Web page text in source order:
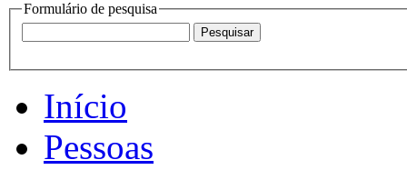
Formulário de pesquisa
Início
Pessoas